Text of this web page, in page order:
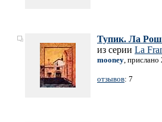
Тупик. Ла
из серии La
mooney,
отзывов: 7